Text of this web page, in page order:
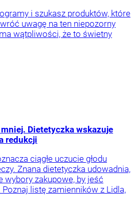
i szukasz produktów, które
uwagę na ten niepozorny
wątpliwości, że to świetny
Dietetyczka wskazuje
redukcji
ciągłe uczucie głodu
Znana dietetyczka udowadnia,
wybory zakupowe, by jeść
listę zamienników z Lidla,